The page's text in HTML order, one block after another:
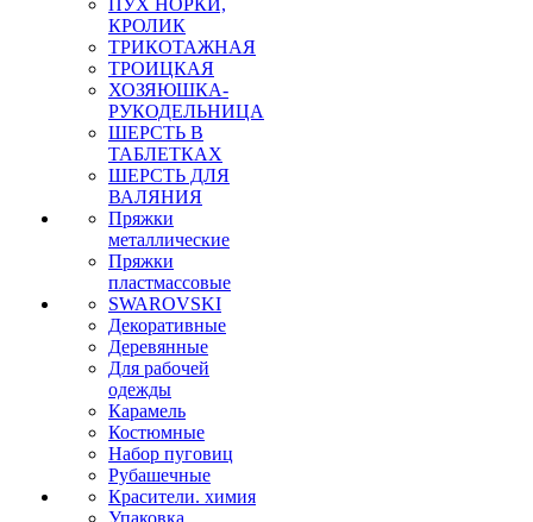
ПУХ НОРКИ,
КРОЛИК
ТРИКОТАЖНАЯ
ТРОИЦКАЯ
ХОЗЯЮШКА-
РУКОДЕЛЬНИЦА
ШЕРСТЬ В
ТАБЛЕТКАХ
ШЕРСТЬ ДЛЯ
ВАЛЯНИЯ
Пряжки
металлические
Пряжки
пластмассовые
SWAROVSKI
Декоративные
Деревянные
Для рабочей
одежды
Карамель
Костюмные
Набор пуговиц
Рубашечные
Красители. химия
Упаковка